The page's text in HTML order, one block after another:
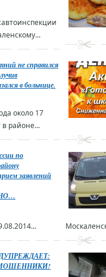
не справился
в больнице.
около 17
в районе...
по
заявлений